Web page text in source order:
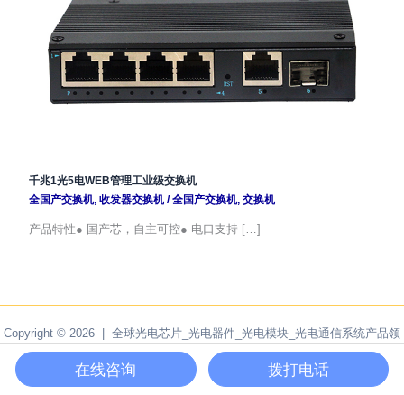
千兆1光5电WEB管理工业级交换机
全国产交换机, 收发器交换机/全国产交换机, 交换机
产品特性● 国产芯，自主可控● 电口支持 […]
Copyright © 2026 | 全球光电芯片_光电器件_光电模块_光电通信系统产品领
导者 | 成都北亿纤通科技有限公司 | 网站备案号:蜀ICP备12009917号|
Powered by
F-tone Networks
在线咨询 拨打电话